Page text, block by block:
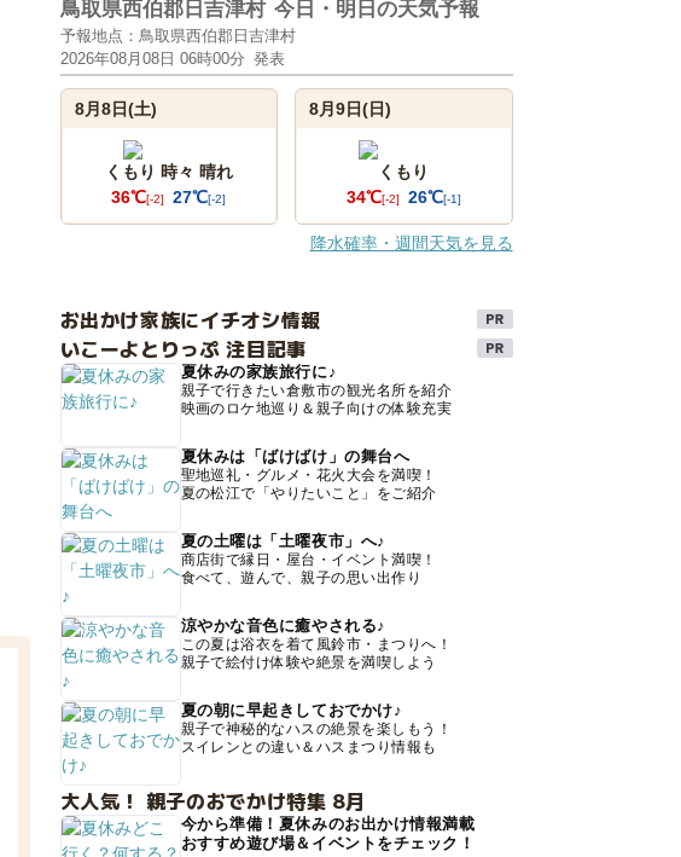
鳥取県西伯郡日吉津村 今日・明日の天気予報
予報地点：鳥取県西伯郡日吉津村
2026年08月08日 06時00分 発表
8月8日(土)
くもり 時々 晴れ
36℃[-2] 27℃[-2]
8月9日(日)
くもり
34℃[-2] 26℃[-1]
降水確率・週間天気を見る
お出かけ家族にイチオシ情報
いこーよとりっぷ 注目記事
夏休みの家族旅行に♪
親子で行きたい倉敷市の観光名所を紹介
映画のロケ地巡り＆親子向けの体験充実
夏休みは「ばけばけ」の舞台へ
聖地巡礼・グルメ・花火大会を満喫！
夏の松江で「やりたいこと」をご紹介
夏の土曜は「土曜夜市」へ♪
商店街で縁日・屋台・イベント満喫！
食べて、遊んで、親子の思い出作り
涼やかな音色に癒やされる♪
この夏は浴衣を着て風鈴市・まつりへ！
親子で絵付け体験や絶景を満喫しよう
夏の朝に早起きしておでかけ♪
親子で神秘的なハスの絶景を楽しもう！
スイレンとの違い＆ハスまつり情報も
大人気！ 親子のおでかけ特集 8月
今から準備！夏休みのお出かけ情報満載
おすすめ遊び場＆イベントをチェック！